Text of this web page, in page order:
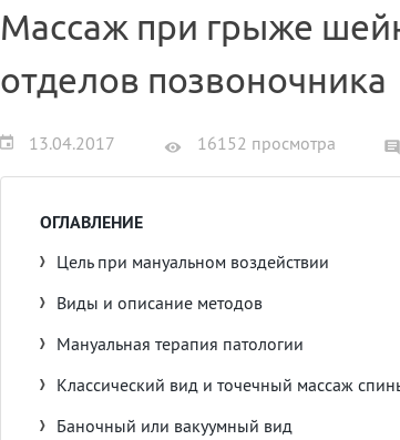
Массаж при грыже
отделов позвоночника
13.04.2017 16152 просмотра
ОГЛАВЛЕНИЕ
Цель при мануальном воздействии
Виды и описание методов
Мануальная терапия патологии
Классический вид и точечный массаж
Баночный или вакуумный вид